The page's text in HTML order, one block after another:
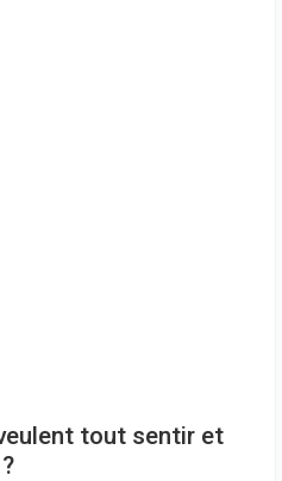
tout sentir et